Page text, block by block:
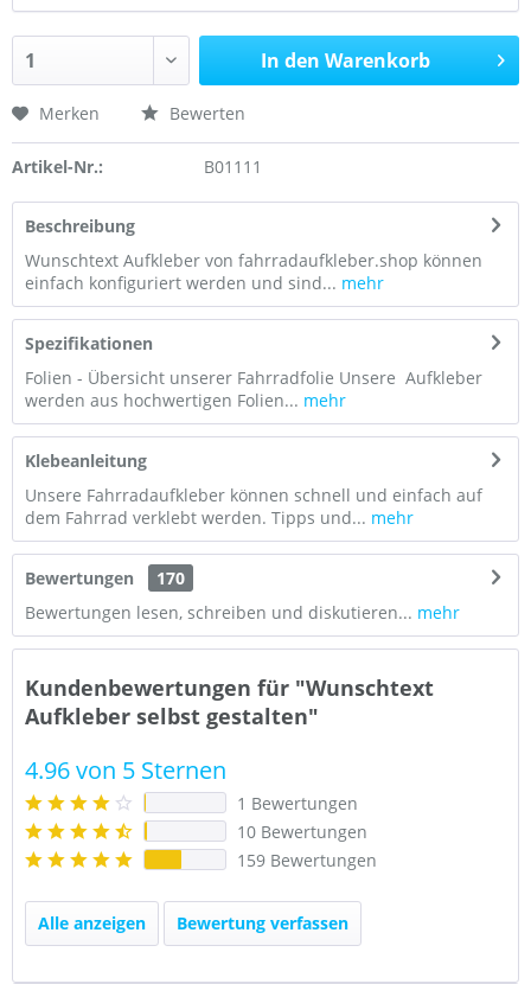
In den Warenkorb
Merken Bewerten
Artikel-Nr.: B01111
Beschreibung
Wunschtext Aufkleber von fahrradaufkleber.shop können
einfach konfiguriert werden und sind... mehr
Spezifikationen
Folien - Übersicht unserer Fahrradfolie Unsere Aufkleber
werden aus hochwertigen Folien... mehr
Klebeanleitung
Unsere Fahrradaufkleber können schnell und einfach auf
dem Fahrrad verklebt werden. Tipps und... mehr
Bewertungen
170
Bewertungen lesen, schreiben und diskutieren... mehr
Kundenbewertungen für "Wunschtext
Aufkleber selbst gestalten"
4.96 von 5 Sternen
1 Bewertungen
10 Bewertungen
159 Bewertungen
Alle anzeigen Bewertung verfassen